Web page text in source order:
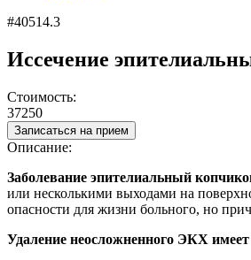
#40514.3
Иссечение
Стоимость:
37250
Записаться на прием
Описание:
Заболевание эпителиальный
или несколькими выходами на
опасности для жизни больного, но
Удаление неосложненного ЭКХ